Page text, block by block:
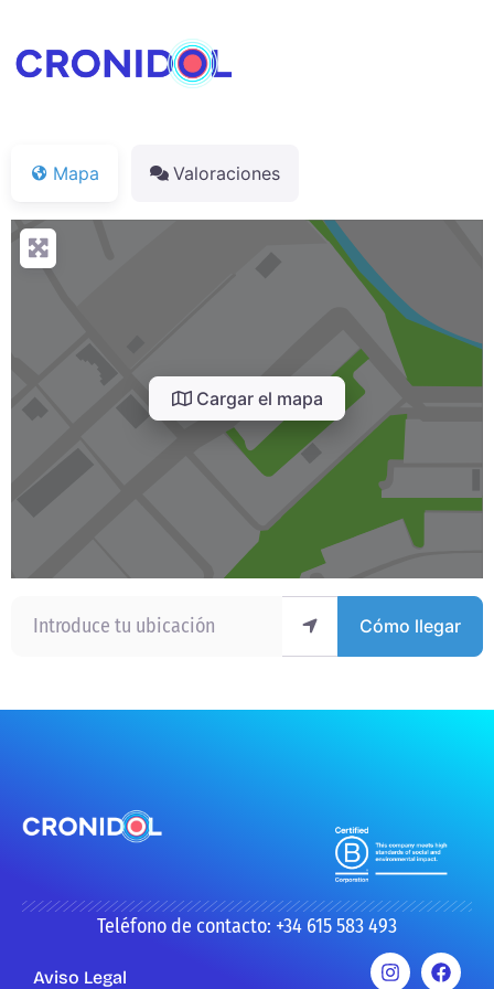
Mapa Valoraciones
Cargar el mapa
Cómo llegar
Teléfono de contacto: +34 615 583 493
Aviso Legal